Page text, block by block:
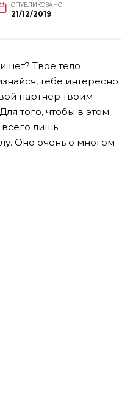
ОПУБЛИКОВАНО
21/12/2019
нет? Твое тело
тебе интересно
партнер твоим
того, чтобы в этом
лишь
Оно очень о многом